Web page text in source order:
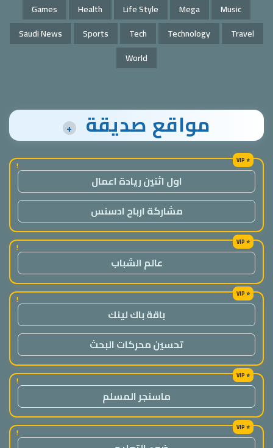
Games
Health Life Style Mega
Music
Saudi News
Sports Tech Technology
Travel
World
مواقع صديقة +
!
اول اثنين ريادة اعمال
مشاركة ارباح ادسنس
!
عالم الشباب
!
باقة باك لينك
تحسين محركات البحث
!
ماسنجر المسلم
!